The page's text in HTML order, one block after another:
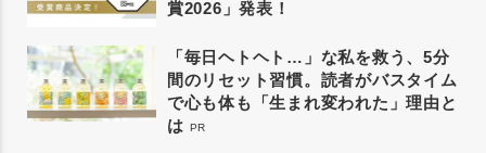
賞2026」発表！
「毎日ヘトヘト…」な私を救う、5分
間のリセット習慣。読者がバスタイム
で心も体も「生まれ変われた」理由と
は PR